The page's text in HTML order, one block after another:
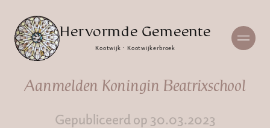
Hervormde Gemeente
Kootwijk · Kootwijkerbroek
Aanmelden Koningin Beatrixschool
Gepubliceerd op 30.03.2023